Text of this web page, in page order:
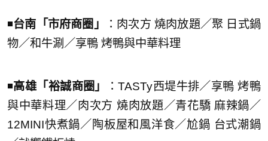
◾️台南「市府商圈」
：肉次方 燒肉放題／聚 日式鍋
物／和牛涮／享鴨 烤鴨與中華料理
◾️高雄「裕誠商圈」
：TASTy西堤牛排／享鴨 烤鴨
與中華料理／肉次方 燒肉放題／青花驕 麻辣鍋／
12MINI快煮鍋／陶板屋和風洋食／尬鍋 台式潮鍋